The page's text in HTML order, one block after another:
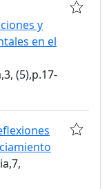
y
en el
(5),p.17-